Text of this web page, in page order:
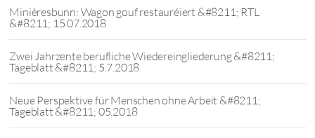
Minièresbunn: Wagon gouf restauréiert &#8211; RTL
&#8211; 15.07.2018
Zwei Jahrzente berufliche Wiedereingliederung &#8211;
Tageblatt &#8211; 5.7.2018
Neue Perspektive für Menschen ohne Arbeit &#8211;
Tageblatt &#8211; 05.2018